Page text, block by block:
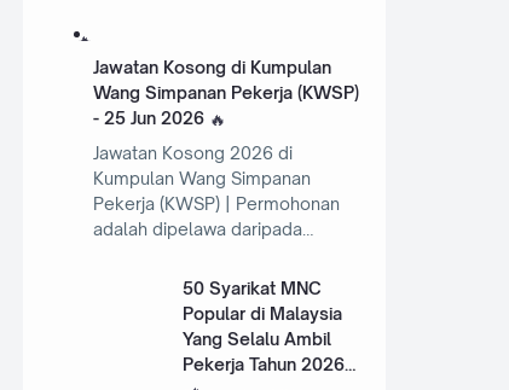
Jawatan Kosong di Kumpulan
Wang Simpanan Pekerja (KWSP)
- 25 Jun 2026
Jawatan Kosong 2026 di
Kumpulan Wang Simpanan
Pekerja (KWSP) | Permohonan
adalah dipelawa daripada…
50 Syarikat MNC
Popular di Malaysia
Yang Selalu Ambil
Pekerja Tahun 2026